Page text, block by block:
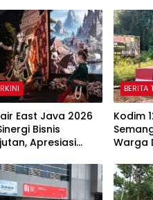
East Java 2026
Bisnis
Apresiasi
Award
BERITA
Kodim
Warga
Putih